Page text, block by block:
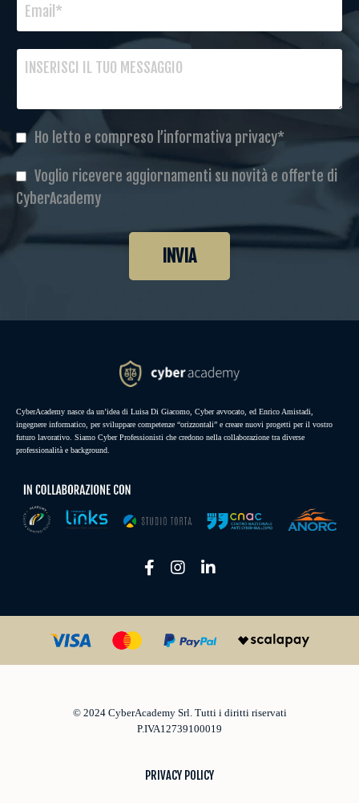
Ho letto e compreso l’informativa privacy*
Voglio ricevere aggiornamenti su novità e offerte di
CyberAcademy
INVIA
CyberAcademy nasce da un’idea di Luisa Di Giacomo, Cyber avvocato, ed Enrico Amistadi,
ingegnere informatico, per sviluppare competenze “orizzontali” e creare nuovi progetti per il vostro
futuro lavorativo. Siamo Cyber Professionisti che credono nella collaborazione tra diverse
professionalità e background.
© 2024 CyberAcademy Srl. Tutti i diritti riservati
P.IVA12739100019
PRIVACY POLICY